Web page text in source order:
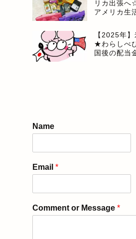
リカ出張へ
アメリカ生
【2025年
★わらしべ
国後の配当
Name
Email *
Comment or Message *